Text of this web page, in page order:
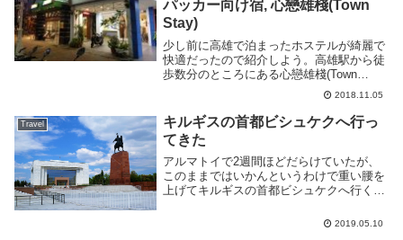
パッカー向け宿, 心戀雄棧(Town
Stay)
少し前に高雄で泊まったホステルが綺麗で
快適だったので紹介しよう。高雄駅から徒
歩数分のところにある心戀雄棧(Town
Stay)というホステルだ。看板には漢字名
しかないので注意しよう。2018年10月31-
11月2日の二泊三日で滞在した。場所...
2018.11.05
Travel
キルギスの首都ビシュケクへ行っ
てきた
アルマトイで2週間ほどだらけていたが、
このままではいかんというわけで重い腰を
上げてキルギスの首都ビシュケクへ行く事
スタンの南、ウズベキスタンの東、中国の
2019.05.10